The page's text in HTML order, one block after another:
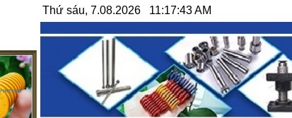
Thứ sáu, 7.08.2026 11:17:43 AM